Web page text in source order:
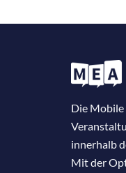
Die Mobile
innerhalb
Mit der